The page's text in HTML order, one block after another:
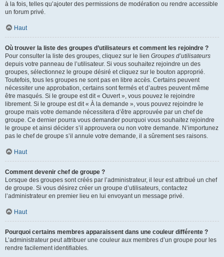
à la fois, telles qu’ajouter des permissions de modération ou rendre accessible
un forum privé.
Haut
Où trouver la liste des groupes d’utilisateurs et comment les rejoindre ?
Pour consulter la liste des groupes, cliquez sur le lien Groupes d’utilisateurs
depuis votre panneau de l’utilisateur. Si vous souhaitez rejoindre un des
groupes, sélectionnez le groupe désiré et cliquez sur le bouton approprié.
Toutefois, tous les groupes ne sont pas en libre accès. Certains peuvent
nécessiter une approbation, certains sont fermés et d’autres peuvent même
être masqués. Si le groupe est dit « Ouvert », vous pouvez le rejoindre
librement. Si le groupe est dit « À la demande », vous pouvez rejoindre le
groupe mais votre demande nécessitera d’être approuvée par un chef de
groupe. Ce dernier pourra vous demander pourquoi vous souhaitez rejoindre
le groupe et ainsi décider s’il approuvera ou non votre demande. N’importunez
pas le chef de groupe s’il annule votre demande, il a sûrement ses raisons.
Haut
Comment devenir chef de groupe ?
Lorsque des groupes sont créés par l’administrateur, il leur est attribué un chef
de groupe. Si vous désirez créer un groupe d’utilisateurs, contactez
l’administrateur en premier lieu en lui envoyant un message privé.
Haut
Pourquoi certains membres apparaissent dans une couleur différente ?
L’administrateur peut attribuer une couleur aux membres d’un groupe pour les
rendre facilement identifiables.